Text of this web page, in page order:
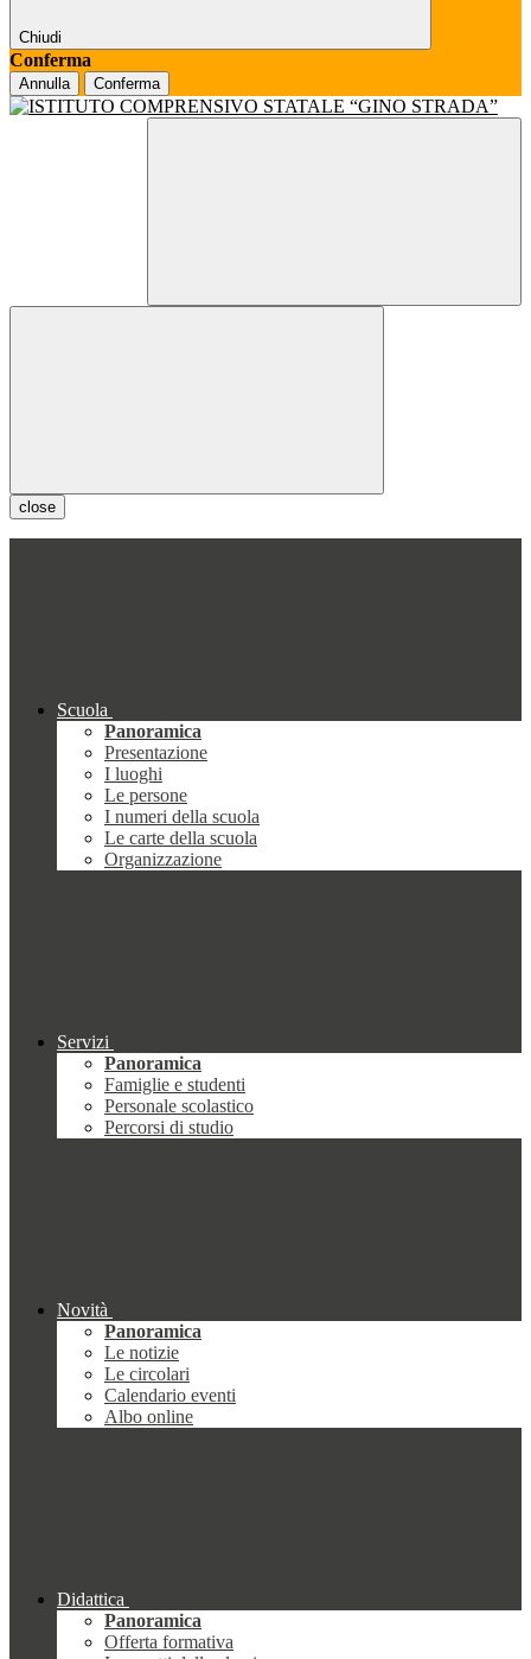
Chiudi
Conferma
Annulla Conferma
close
Scuola
Panoramica
Presentazione
I luoghi
Le persone
I numeri della scuola
Le carte della scuola
Organizzazione
Servizi
Panoramica
Famiglie e studenti
Personale scolastico
Percorsi di studio
Novità
Panoramica
Le notizie
Le circolari
Calendario eventi
Albo online
Didattica
Panoramica
Offerta formativa